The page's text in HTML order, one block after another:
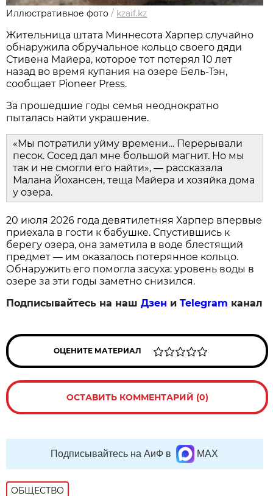
Иллюстративное фото / kzaif.kz
Жительница штата Миннесота Харпер случайно
обнаружила обручальное кольцо своего дяди
Стивена Майера, которое тот потерял 10 лет
назад во время купания на озере Бель-Тэн,
сообщает Pioneer Press.
За прошедшие годы семья неоднократно
пыталась найти украшение.
«Мы потратили уйму времени… Перерывали
песок. Сосед дал мне большой магнит. Но мы
так и не смогли его найти», — рассказала
Малана Йохансен, теща Майера и хозяйка дома
у озера.
20 июля 2026 года девятилетняя Харпер впервые
приехала в гости к бабушке. Спустившись к
берегу озера, она заметила в воде блестящий
предмет — им оказалось потерянное кольцо.
Обнаружить его помогла засуха: уровень воды в
озере за эти годы заметно снизился.
Подписывайтесь на нашДзен иTelegram канал
ОЦЕНИТЕ МАТЕРИАЛ
ОСТАВИТЬ КОММЕНТАРИЙ (0)
Подписывайтесь на АиФ в MAX
ОБЩЕСТВО